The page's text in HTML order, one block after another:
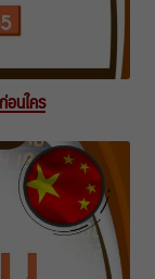
อนใคร